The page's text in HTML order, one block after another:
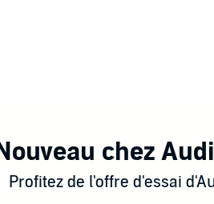
chez
Profitez de l'offre d'essai